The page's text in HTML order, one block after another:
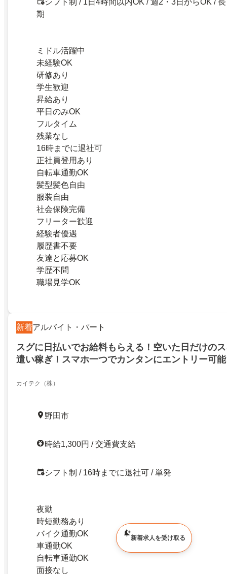
期
ミドル活躍中
未経験OK
研修あり
学生歓迎
昇給あり
平日のみOK
フルタイム
残業なし
16時までに退社可
正社員登用あり
自転車通勤OK
髪型髪色自由
服装自由
社会保険完備
フリーター歓迎
経験者優遇
履歴書不要
友達と応募OK
学歴不問
職場見学OK
新着アルバイト・パート
スグに日払いでお給料もらえる！空いた日だけの
遣い稼ぎ！スマホ一つでカンタンにエントリー可
カイテク（株）
野田市
時給1,300円 / 交通費支給
シフト制 / 16時までに退社可 / 単発
夜勤
時短勤務あり
バイク通勤OK
車通勤OK
自転車通勤OK
面接なし
新着求人を受け取る